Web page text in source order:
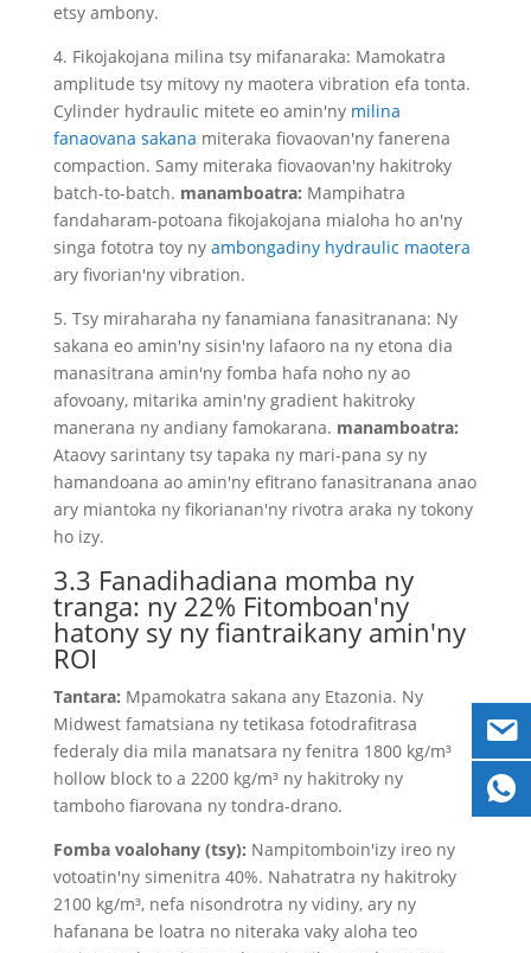
etsy ambony.
4. Fikojakojana milina tsy mifanaraka: Mamokatra
amplitude tsy mitovy ny maotera vibration efa tonta.
Cylinder hydraulic mitete eo amin'ny milina
fanaovana sakana miteraka fiovaovan'ny fanerena
compaction. Samy miteraka fiovaovan'ny hakitroky
batch-to-batch. manamboatra: Mampihatra
fandaharam-potoana fikojakojana mialoha ho an'ny
singa fototra toy ny ambongadiny hydraulic maotera
ary fivorian'ny vibration.
5. Tsy miraharaha ny fanamiana fanasitranana: Ny
sakana eo amin'ny sisin'ny lafaoro na ny etona dia
manasitrana amin'ny fomba hafa noho ny ao
afovoany, mitarika amin'ny gradient hakitroky
manerana ny andiany famokarana. manamboatra:
Ataovy sarintany tsy tapaka ny mari-pana sy ny
hamandoana ao amin'ny efitrano fanasitranana anao
ary miantoka ny fikorianan'ny rivotra araka ny tokony
ho izy.
3.3 Fanadihadiana momba ny
tranga: ny 22% Fitomboan'ny
hatony sy ny fiantraikany amin'ny
ROI
Tantara: Mpamokatra sakana any Etazonia. Ny
Midwest famatsiana ny tetikasa fotodrafitrasa
federaly dia mila manatsara ny fenitra 1800 kg/m³
hollow block to a 2200 kg/m³ ny hakitroky ny
tamboho fiarovana ny tondra-drano.
Fomba voalohany (tsy): Nampitomboin'izy ireo ny
votoatin'ny simenitra 40%. Nahatratra ny hakitroky
2100 kg/m³, nefa nisondrotra ny vidiny, ary ny
hafanana be loatra no niteraka vaky aloha teo